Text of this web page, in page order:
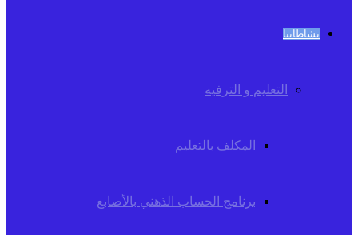
نشاطاتنا
التعليم و الترفيه
المكلف بالتعليم
برنامج الحساب الذهني بالأصابع